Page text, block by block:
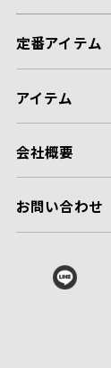
定番アイテム
アイテム
会社概要
お問い合わせ